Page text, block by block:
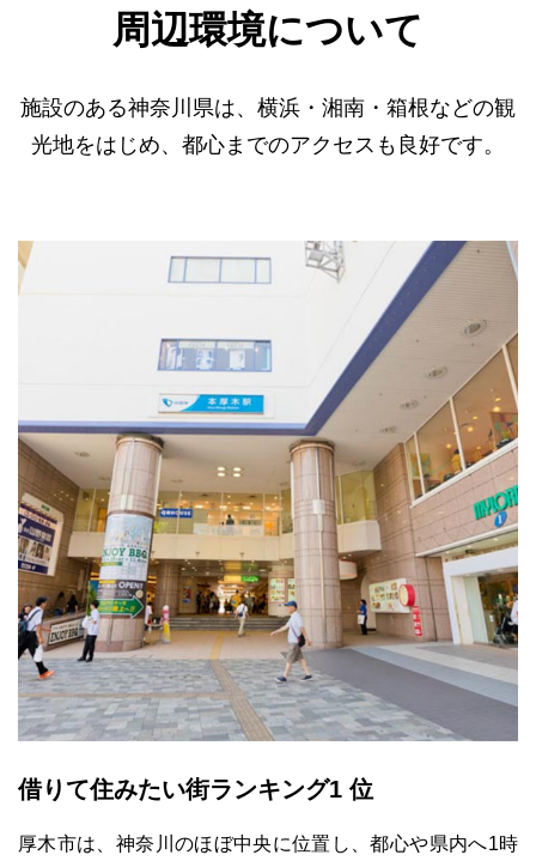
周辺環境について
施設のある神奈川県は、横浜・湘南・箱根などの観
光地をはじめ、都心までのアクセスも良好です。
借りて住みたい街ランキング1 位
厚木市は、神奈川のほぼ中央に位置し、都心や県内へ1時